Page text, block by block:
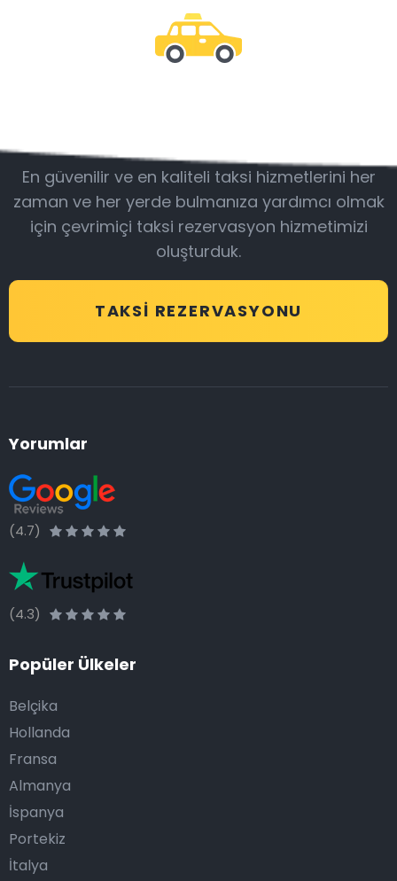
En güvenilir ve en kaliteli taksi hizmetlerini her
zaman ve her yerde bulmanıza yardımcı olmak
için çevrimiçi taksi rezervasyon hizmetimizi
oluşturduk.
TAKSI REZERVASYONU
Yorumlar
(4.7)
(4.3)
Popüler Ülkeler
Belçika
Hollanda
Fransa
Almanya
İspanya
Portekiz
İtalya